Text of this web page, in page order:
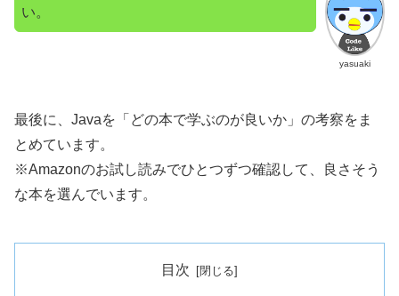
yasuaki
い。
最後に、Javaを「どの本で学ぶのが良いか」の考察をま
とめています。
※Amazonのお試し読みでひとつずつ確認して、良さそう
な本を選んでいます。
目次